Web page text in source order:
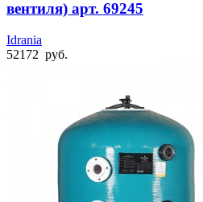
вентиля) арт. 69245
Idrania
52172 руб.